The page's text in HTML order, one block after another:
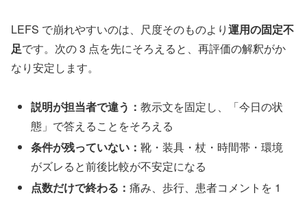
LEFS で崩れやすいのは、尺度そのものより運用の固定不
足です。次の 3 点を先にそろえると、再評価の解釈がか
なり安定します。
説明が担当者で違う：教示文を固定し、「今日の状
態」で答えることをそろえる
条件が残っていない：靴・装具・杖・時間帯・環境
がズレると前後比較が不安定になる
点数だけで終わる：痛み、歩行、患者コメントを 1